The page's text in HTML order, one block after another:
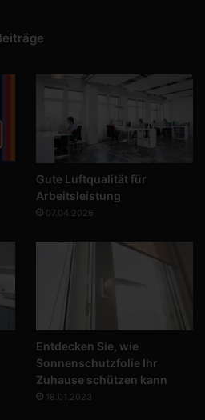
Gute Luftqualität für
Arbeitsleistung
07.04.2026
Entdecken Sie, wie
Sonnenschutzfolie Ihr
Zuhause schützen kann
18.01.2023